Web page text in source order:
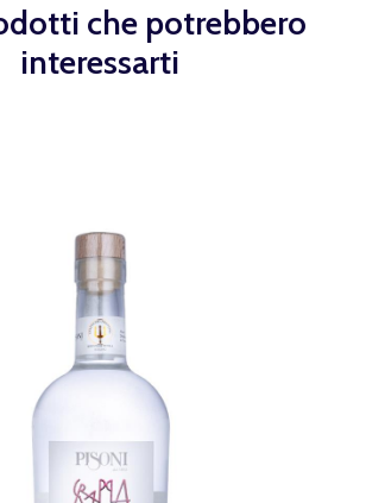
che potrebbero
interessarti